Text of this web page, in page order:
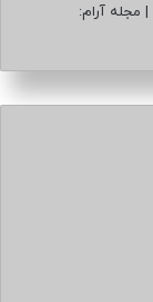
| مجله آرام: